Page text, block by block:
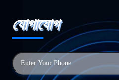
যোগাযোগ